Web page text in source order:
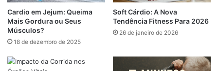
3. Menor Impacto nas Articulações
Diferente da corrida em superfícies duras, a caminhada ou
articulações, sendo uma opção segura para pessoas com
Cardio em Jejum: Queima
Mais Gordura ou Seus
Músculos?
18 de dezembro de 2025
Soft Cárdio: A Nova
Tendência Fitness Para 2026
26 de janeiro de 2026